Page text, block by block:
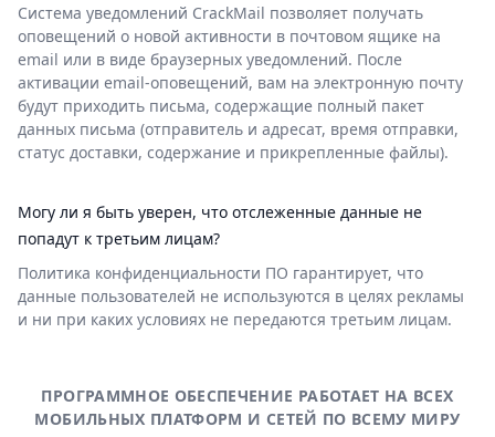
Система уведомлений CrackMail позволяет получать
оповещений о новой активности в почтовом ящике на
email или в виде браузерных уведомлений. После
активации email-оповещений, вам на электронную почту
будут приходить письма, содержащие полный пакет
данных письма (отправитель и адресат, время отправки,
статус доставки, содержание и прикрепленные файлы).
Могу ли я быть уверен, что отслеженные данные не
попадут к третьим лицам?
Политика конфиденциальности ПО гарантирует, что
данные пользователей не используются в целях рекламы
и ни при каких условиях не передаются третьим лицам.
ПРОГРАММНОЕ ОБЕСПЕЧЕНИЕ РАБОТАЕТ НА ВСЕХ
МОБИЛЬНЫХ ПЛАТФОРМ И СЕТЕЙ ПО ВСЕМУ МИРУ